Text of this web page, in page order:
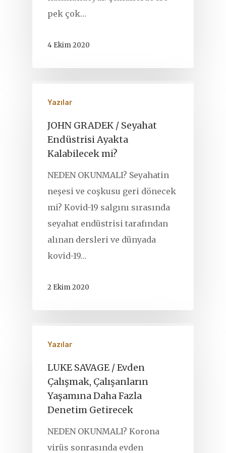
pek çok…
4 Ekim 2020
Yazılar
JOHN GRADEK / Seyahat
Endüstrisi Ayakta
Kalabilecek mi?
NEDEN OKUNMALI? Seyahatin
neşesi ve coşkusu geri dönecek
mi? Kovid-19 salgını sırasında
seyahat endüstrisi tarafından
alınan dersleri ve dünyada
kovid-19…
2 Ekim 2020
Yazılar
LUKE SAVAGE / Evden
Çalışmak, Çalışanların
Yaşamına Daha Fazla
Denetim Getirecek
NEDEN OKUNMALI? Korona
virüs sonrasında evden